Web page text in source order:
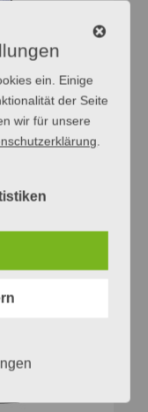
ein. Einige
der Seite
wir für unsere